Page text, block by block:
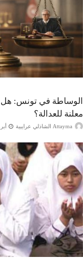
الوساطة في تونس:
معلنة للعدالة؟
Attayma الشاذلي عرايبية أبريل